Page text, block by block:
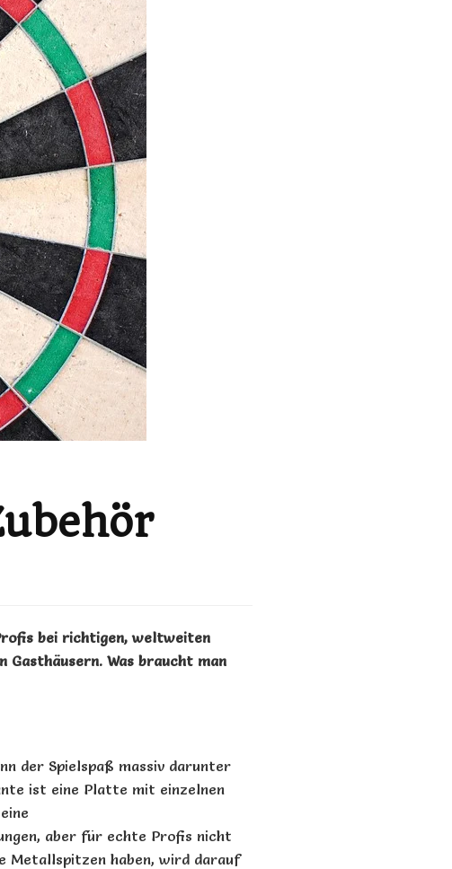
bei richtigen, weltweiten
Was braucht man
der Spielspaß massiv darunter
ist eine Platte mit einzelnen
aber für echte Profis nicht
Metallspitzen haben, wird darauf